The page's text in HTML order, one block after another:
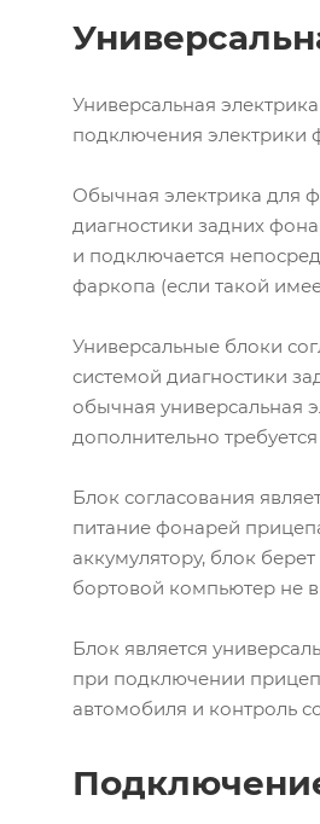
Универсальная
подключения электрики
Обычная электрика для
диагностики задних
и подключается
фаркопа (если такой
Универсальные блоки
системой диагностики
обычная универсальная
дополнительно
Блок согласования
питание фонарей
аккумулятору, блок
бортовой компьютер не
Блок является
при подключении
автомобиля и контроль